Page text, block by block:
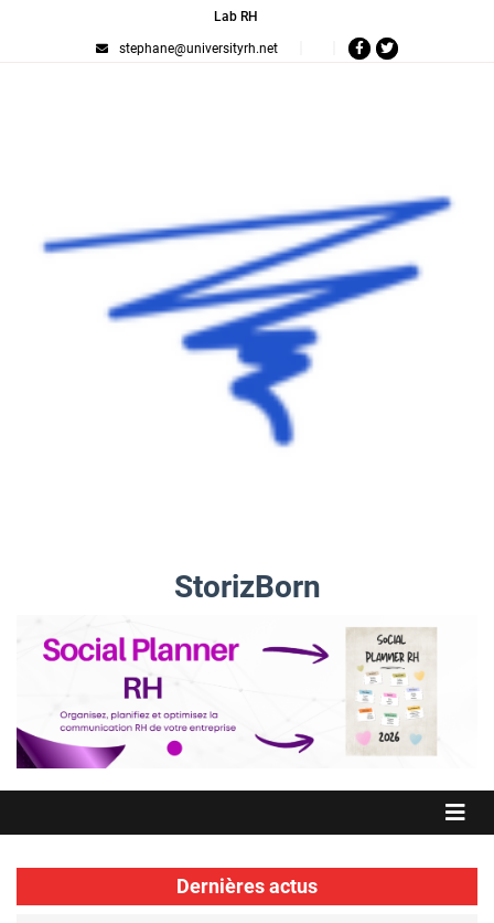
Lab RH
stephane@universityrh.net
StorizBorn
Dernières actus